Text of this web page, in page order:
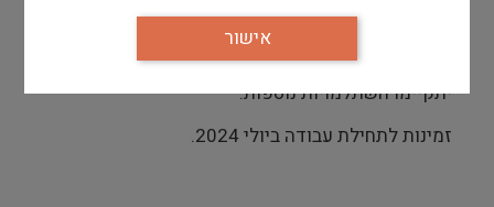
אפשרות לעבודה בסופי שבוע וחגים.
עם הכניסה לתפקיד תינתן הכשרה ולאורך השנה
יתקיימו השתלמויות נוספות.
זמינות לתחילת עבודה ביולי 2024.
אישור